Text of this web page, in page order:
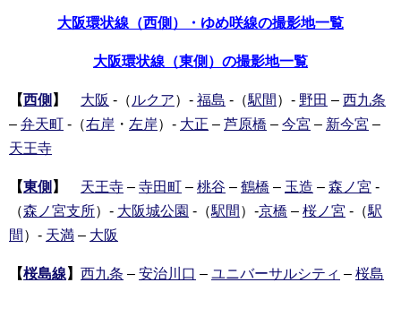
大阪環状線（西側）・ゆめ咲線の撮影地一覧
大阪環状線（東側）の撮影地一覧
【西側 】 大阪 -（ ルクア）- 福島 -（駅間 ）- 野田 – 西九条
– 弁天町 -（右岸 ・ 左岸）- 大正 – 芦原橋 – 今宮 – 新今宮 –
天王寺
【東側 】 天王寺 – 寺田町 – 桃谷 – 鶴橋 – 玉造 – 森ノ宮 -
（森ノ宮支所）- 大阪城公園 -（駅間 ）-京橋 – 桜ノ宮 -（駅
間 ）- 天満 – 大阪
【桜島線】 西九条 – 安治川口 – ユニバーサルシティ – 桜島